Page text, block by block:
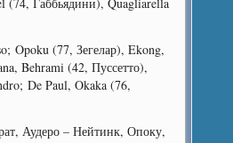
Opoku (77, Зегелар), Ekong,
Behrami (42, Пуссетто),
De Paul, Okaka (76,
Аудеро – Нейтинк, Опоку,